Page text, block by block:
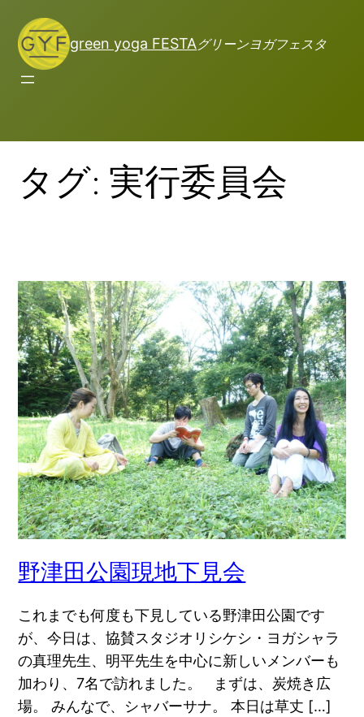
green yoga FESTAグリーンヨガフェスタ
タグ: 実行委員会
野津田公園現地下見会
これまでも何度も下見している野津田公園です
が、今日は、協賛スタジオリシケシ・ヨガシャラ
の真理先生、明平先生を中心に新しいメンバーも
加わり、7名で訪れました。 まずは、炭焼き広
場。 みんなで、シャバーサナ。 本日は草丈 […]